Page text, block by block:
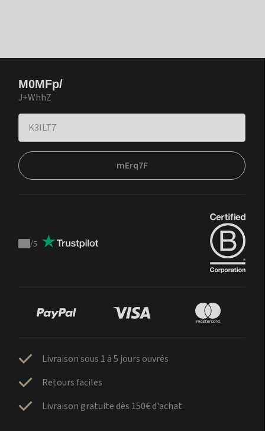
M0MFp/
J+WhhZ
mErq7F
Trustpilot
/5
Livraison sous 1 à 5 jours ouvrés
Retours faciles
Livraison gratuite dès 150€ d'achat